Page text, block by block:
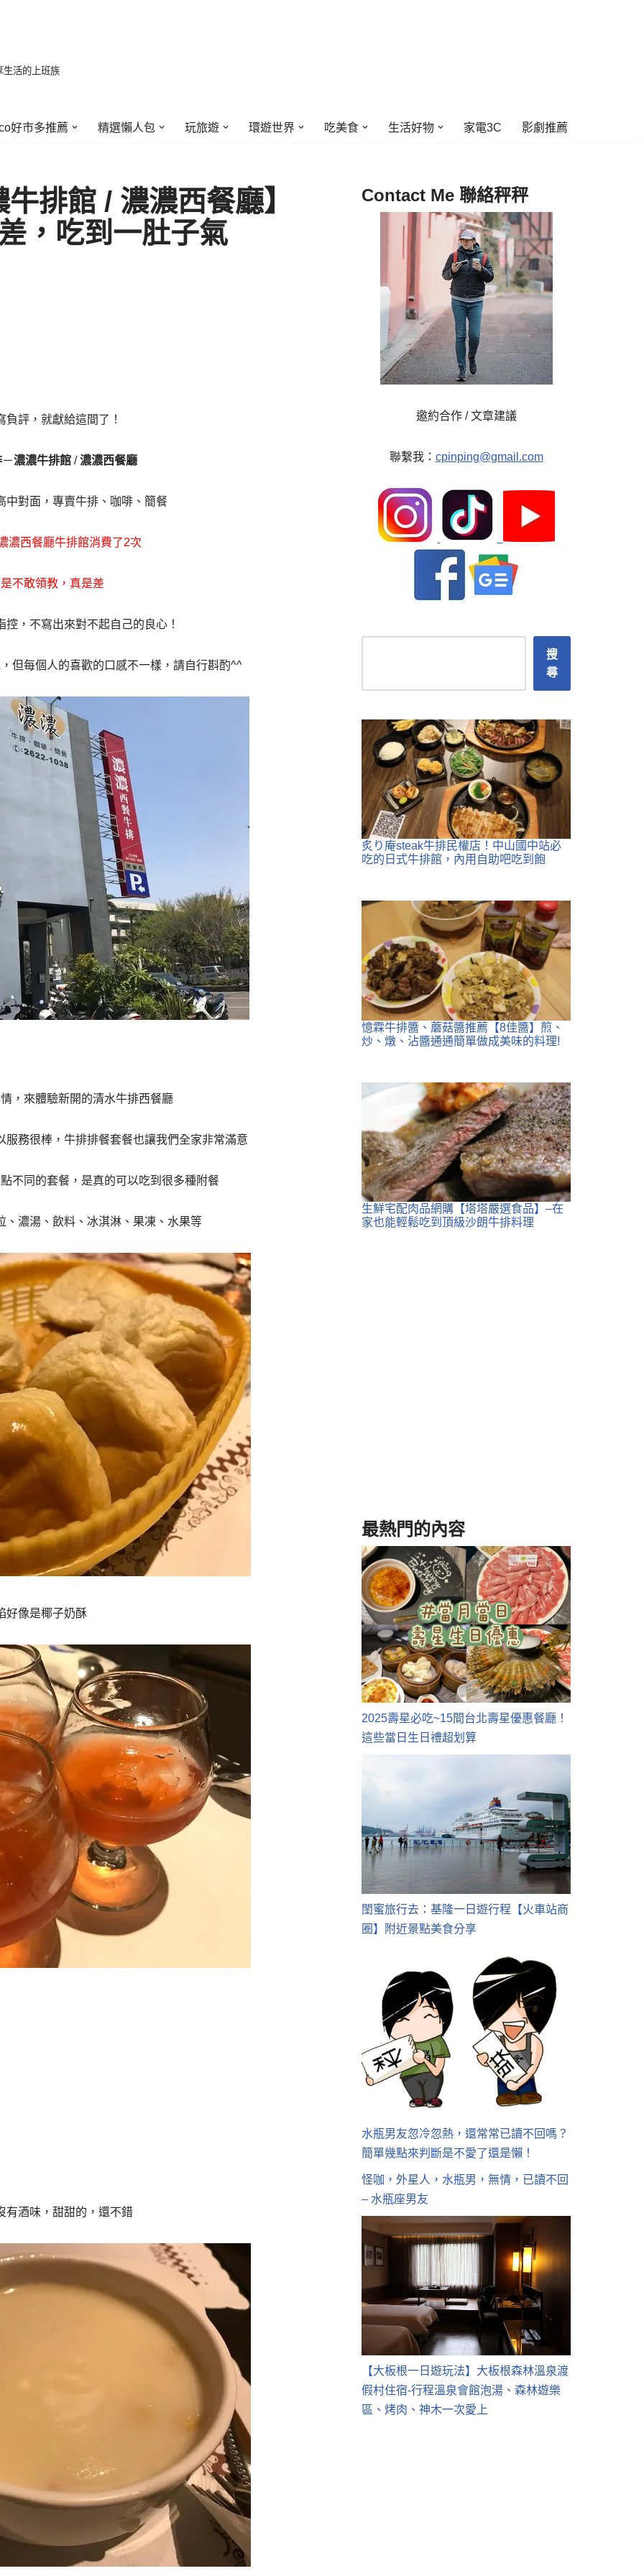
生活的上班族
好市多推薦 精選懶人包 玩旅遊 環遊世界 吃美食 生活好物 家電3C 影劇推薦
排館 / 濃濃西餐廳】
，吃到一肚子氣
負評，就獻給這間了！
－濃濃牛排館 /濃濃西餐廳
中對面，專賣牛排、咖啡、簡餐
濃西餐廳牛排館消費了2次
不敢領教，真是差
，不寫出來對不起自己的良心！
但每個人的喜歡的口感不一樣，請自行斟酌^^
，來體驗新開的清水牛排西餐廳
務很棒，牛排排餐套餐也讓我們全家非常滿意
不同的套餐，是真的可以吃到很多種附餐
、濃湯、飲料、冰淇淋、果凍、水果等
好像是椰子奶酥
有酒味，甜甜的，還不錯
Contact Me 聯絡秤秤
邀約合作 / 文章建議
聯繫我： cpinping@gmail.com
搜
尋
炙り庵steak牛排民權店！中山國中站必
吃的日式牛排館，內用自助吧吃到飽
憶霖牛排醬、蘑菇醬推薦【8佳醬】煎、
炒、燉、沾醬通通簡單做成美味的料理!
生鮮宅配肉品網購【塔塔嚴選食品】–在
家也能輕鬆吃到頂級沙朗牛排料理
最熱門的內容
2025壽星必吃~15間台北壽星優惠餐廳！
這些當日生日禮超划算
閨蜜旅行去：基隆一日遊行程【火車站商
圈】附近景點美食分享
水瓶男友忽冷忽熱，還常常已讀不回嗎？
簡單幾點來判斷是不愛了還是懶！
怪咖，外星人，水瓶男，無情，已讀不回
– 水瓶座男友
【大板根一日遊玩法】大板根森林溫泉渡
假村住宿-行程溫泉會館泡湯、森林遊樂
區、烤肉、神木一次愛上